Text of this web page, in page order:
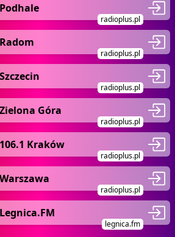
radioplus.pl
radioplus.pl
radioplus.pl
Góra
radioplus.pl
Kraków
radioplus.pl
radioplus.pl
legnica.fm